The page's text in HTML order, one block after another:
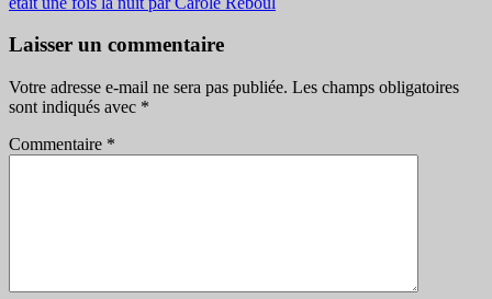
des
articles
Laisser un commentaire
Votre adresse e-mail ne sera pas publiée. Les champs obligatoires
sont indiqués avec *
Commentaire *